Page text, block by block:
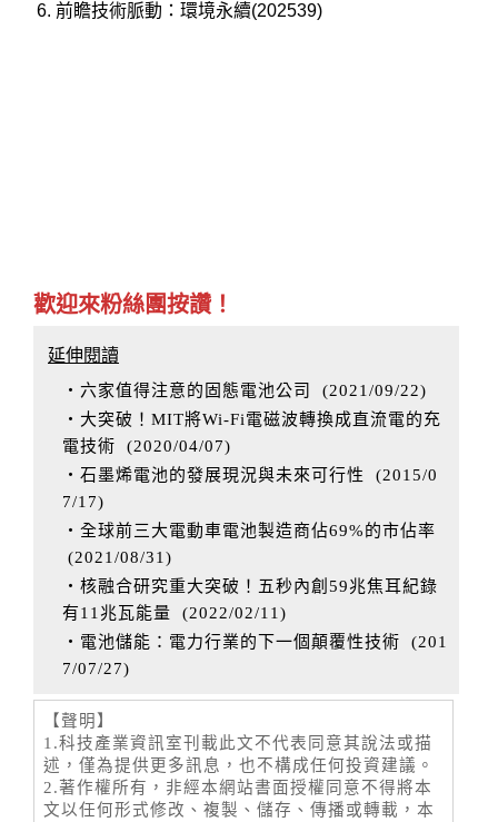
6. 前瞻技術脈動：環境永續(202539)
歡迎來粉絲團按讚！
延伸閱讀
‧六家值得注意的固態電池公司 (2021/09/22)
‧大突破！MIT將Wi-Fi電磁波轉換成直流電的充
電技術 (2020/04/07)
‧石墨烯電池的發展現況與未來可行性
(2015/0
7/17)
‧全球前三大電動車電池製造商佔69%的市佔率
(2021/08/31)
‧核融合研究重大突破！五秒內創59兆焦耳紀錄
有11兆瓦能量 (2022/02/11)
‧電池儲能：電力行業的下一個顛覆性技術 (201
7/07/27)
【聲明】
1.科技產業資訊室刊載此文不代表同意其說法或描
述，僅為提供更多訊息，也不構成任何投資建議。
2.著作權所有，非經本網站書面授權同意不得將本
文以任何形式修改、複製、儲存、傳播或轉載，本